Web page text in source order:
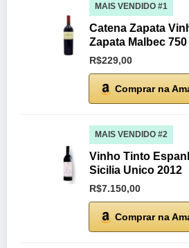
MAIS VENDIDO #1
Catena Zapata
Zapata Malbec 750
R$229,00
Comprar na
MAIS VENDIDO #2
Vinho Tinto
Sicilia Unico 2012
R$7.150,00
Comprar na